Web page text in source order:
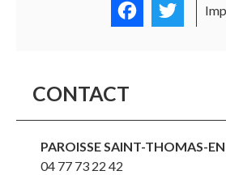
Facebook
CONTACT
PAROISSE SAINT-THOMAS-
04 77 73 22 42